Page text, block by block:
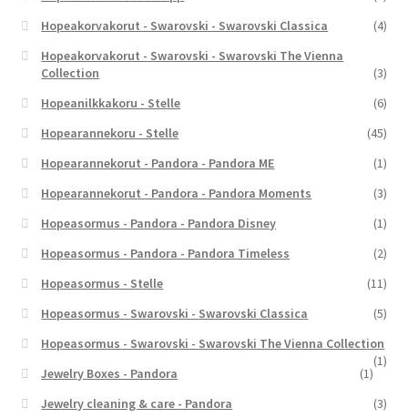
Hopeakorvakorut - Swarovski - Swarovski Classica
(4)
Hopeakorvakorut - Swarovski - Swarovski The Vienna
Collection
(3)
Hopeanilkkakoru - Stelle
(6)
Hopearannekoru - Stelle
(45)
Hopearannekorut - Pandora - Pandora ME
(1)
Hopearannekorut - Pandora - Pandora Moments
(3)
Hopeasormus - Pandora - Pandora Disney
(1)
Hopeasormus - Pandora - Pandora Timeless
(2)
Hopeasormus - Stelle
(11)
Hopeasormus - Swarovski - Swarovski Classica
(5)
Hopeasormus - Swarovski - Swarovski The Vienna Collection
(1)
Jewelry Boxes - Pandora
(1)
Jewelry cleaning & care - Pandora
(3)